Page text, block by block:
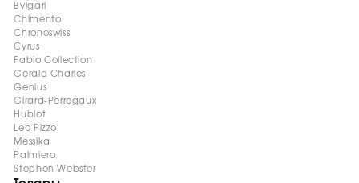
Bvlgari
Chimento
Chronoswiss
Cyrus
Fabio Collection
Gerald Charles
Genius
Girard-Perregaux
Hublot
Leo Pizzo
Messika
Palmiero
Stephen Webster